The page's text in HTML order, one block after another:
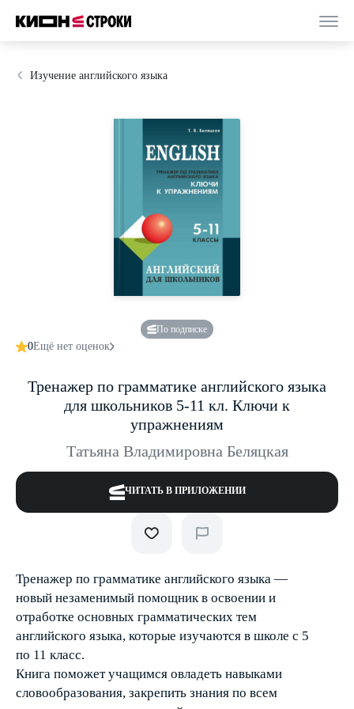
Изучение английского языка
По подписке
0Ещё нет оценок
Тренажер по грамматике английского языка
для школьников 5-11 кл. Ключи к
упражнениям
Татьяна Владимировна Беляцкая
ЧИТАТЬ В ПРИЛОЖЕНИИ
Тренажер по грамматике английского языка —
новый незаменимый помощник в освоении и
отработке основных грамматических тем
английского языка, которые изучаются в школе с 5
по 11 класс.
Книга поможет учащимся овладеть навыками
словообразования, закрепить знания по всем